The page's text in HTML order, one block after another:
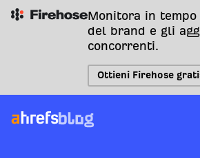
Monitora in
del brand e gli
concorrenti.
Ottieni Firehose